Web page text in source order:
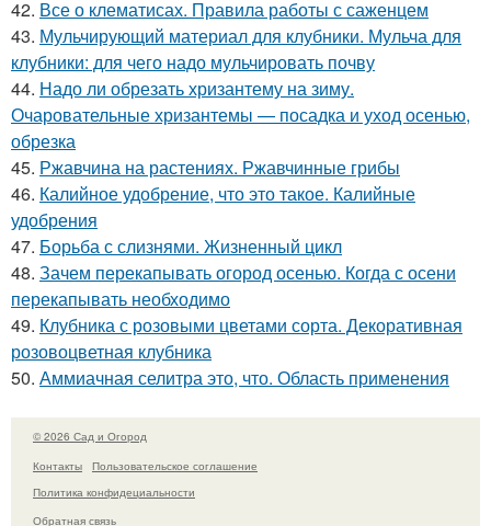
42. Все о клематисах. Правила работы с саженцем
43. Мульчирующий материал для клубники. Мульча для
клубники: для чего надо мульчировать почву
44. Надо ли обрезать хризантему на зиму.
Очаровательные хризантемы — посадка и уход осенью,
обрезка
45. Ржавчина на растениях. Ржавчинные грибы
46. Калийное удобрение, что это такое. Калийные
удобрения
47. Борьба с слизнями. Жизненный цикл
48. Зачем перекапывать огород осенью. Когда с осени
перекапывать необходимо
49. Клубника с розовыми цветами сорта. Декоративная
розовоцветная клубника
50. Аммиачная селитра это, что. Область применения
© 2026 Сад и Огород
Контакты
Пользовательское соглашение
Политика конфидециальности
Обратная связь